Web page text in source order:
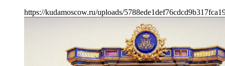
https://kudamoscow.ru/uploads/